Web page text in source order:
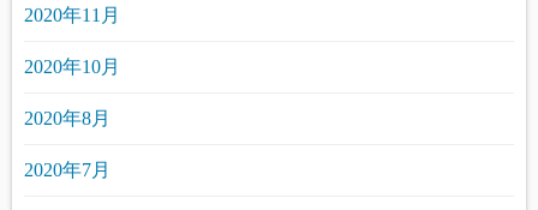
2020年11月
2020年10月
2020年8月
2020年7月